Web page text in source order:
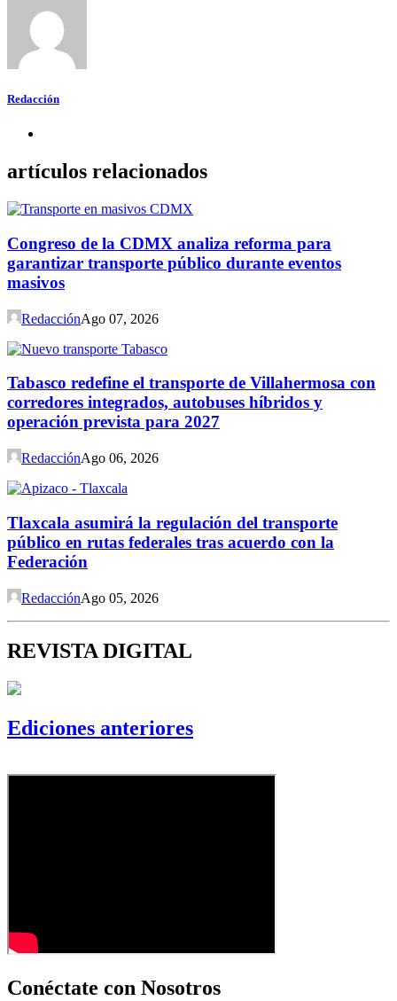
Redacción
artículos relacionados
Congreso de la CDMX analiza reforma para
garantizar transporte público durante eventos
masivos
RedacciónAgo 07, 2026
Tabasco redefine el transporte de Villahermosa con
corredores integrados, autobuses híbridos y
operación prevista para 2027
RedacciónAgo 06, 2026
Tlaxcala asumirá la regulación del transporte
público en rutas federales tras acuerdo con la
Federación
RedacciónAgo 05, 2026
REVISTA DIGITAL
Ediciones anteriores
Conéctate con Nosotros